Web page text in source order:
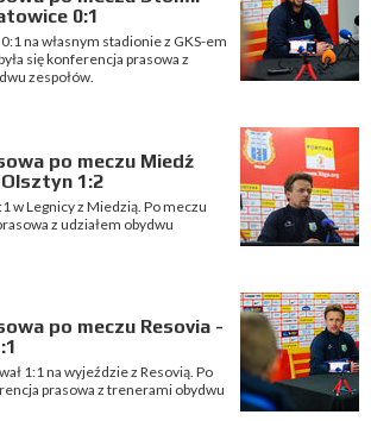
0:1
na własnym stadionie z GKS-em
się konferencja prasowa z
zespołów.
po meczu Miedź
1:2
w Legnicy z Miedzią. Po meczu
z udziałem obydwu
po meczu Resovia -
1:1 na wyjeździe z Resovią. Po
prasowa z trenerami obydwu